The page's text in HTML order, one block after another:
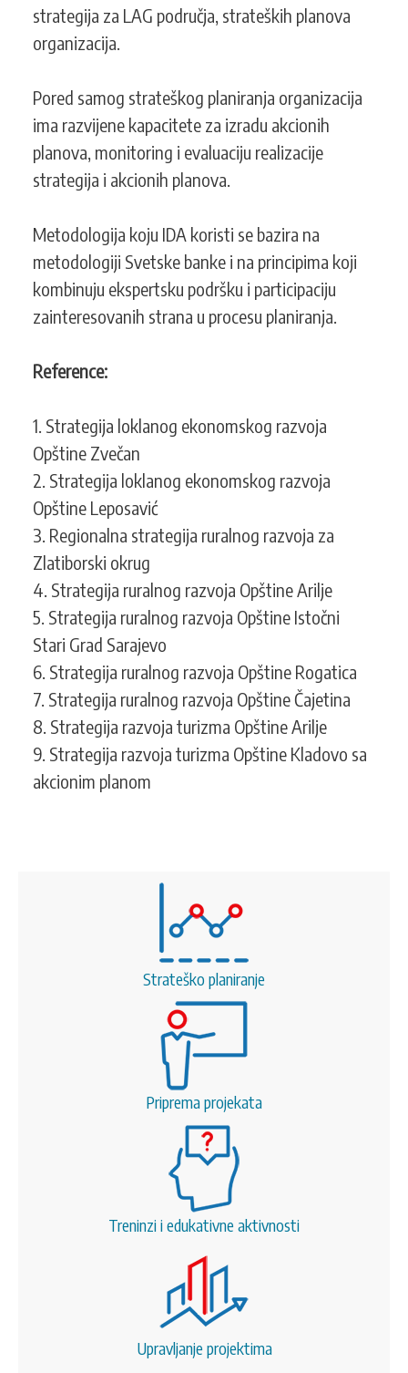
strategija za LAG područja, strateških planova
organizacija.
Pored samog strateškog planiranja organizacija
ima razvijene kapacitete za izradu akcionih
planova, monitoring i evaluaciju realizacije
strategija i akcionih planova.
Metodologija koju IDA koristi se bazira na
metodologiji Svetske banke i na principima koji
kombinuju ekspertsku podršku i participaciju
zainteresovanih strana u procesu planiranja.
Reference:
1. Strategija loklanog ekonomskog razvoja
Opštine Zvečan
2. Strategija loklanog ekonomskog razvoja
Opštine Leposavić
3. Regionalna strategija ruralnog razvoja za
Zlatiborski okrug
4. Strategija ruralnog razvoja Opštine Arilje
5. Strategija ruralnog razvoja Opštine Istočni
Stari Grad Sarajevo
6. Strategija ruralnog razvoja Opštine Rogatica
7. Strategija ruralnog razvoja Opštine Čajetina
8. Strategija razvoja turizma Opštine Arilje
9. Strategija razvoja turizma Opštine Kladovo sa
akcionim planom
Strateško planiranje
Priprema projekata
Treninzi i edukativne aktivnosti
Upravljanje projektima